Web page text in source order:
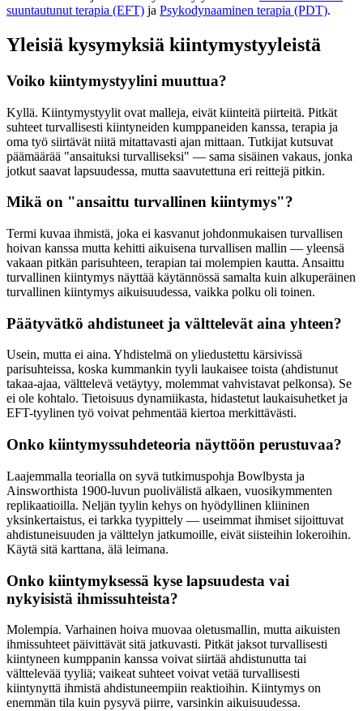
suuntautunut terapia (EFT) ja Psykodynaaminen terapia (PDT).
Yleisiä kysymyksiä kiintymystyyleistä
Voiko kiintymystyylini muuttua?
Kyllä. Kiintymystyylit ovat malleja, eivät kiinteitä piirteitä. Pitkät
suhteet turvallisesti kiintyneiden kumppaneiden kanssa, terapia ja
oma työ siirtävät niitä mitattavasti ajan mittaan. Tutkijat kutsuvat
päämäärää "ansaituksi turvalliseksi" — sama sisäinen vakaus, jonka
jotkut saavat lapsuudessa, mutta saavutettuna eri reittejä pitkin.
Mikä on "ansaittu turvallinen kiintymys"?
Termi kuvaa ihmistä, joka ei kasvanut johdonmukaisen turvallisen
hoivan kanssa mutta kehitti aikuisena turvallisen mallin — yleensä
vakaan pitkän parisuhteen, terapian tai molempien kautta. Ansaittu
turvallinen kiintymys näyttää käytännössä samalta kuin alkuperäinen
turvallinen kiintymys aikuisuudessa, vaikka polku oli toinen.
Päätyvätkö ahdistuneet ja välttelevät aina yhteen?
Usein, mutta ei aina. Yhdistelmä on yliedustettu kärsivissä
parisuhteissa, koska kummankin tyyli laukaisee toista (ahdistunut
takaa-ajaa, välttelevä vetäytyy, molemmat vahvistavat pelkonsa). Se
ei ole kohtalo. Tietoisuus dynamiikasta, hidastetut laukaisuhetket ja
EFT-tyylinen työ voivat pehmentää kiertoa merkittävästi.
Onko kiintymyssuhdeteoria näyttöön perustuvaa?
Laajemmalla teorialla on syvä tutkimuspohja Bowlbysta ja
Ainsworthista 1900-luvun puolivälistä alkaen, vuosikymmenten
replikaatioilla. Neljän tyylin kehys on hyödyllinen kliininen
yksinkertaistus, ei tarkka tyypittely — useimmat ihmiset sijoittuvat
ahdistuneisuuden ja välttelyn jatkumoille, eivät siisteihin lokeroihin.
Käytä sitä karttana, älä leimana.
Onko kiintymyksessä kyse lapsuudesta vai
nykyisistä ihmissuhteista?
Molempia. Varhainen hoiva muovaa oletusmallin, mutta aikuisten
ihmissuhteet päivittävät sitä jatkuvasti. Pitkät jaksot turvallisesti
kiintyneen kumppanin kanssa voivat siirtää ahdistunutta tai
välttelevää tyyliä; vaikeat suhteet voivat vetää turvallisesti
kiintynyttä ihmistä ahdistuneempiin reaktioihin. Kiintymys on
enemmän tila kuin pysyvä piirre, varsinkin aikuisuudessa.